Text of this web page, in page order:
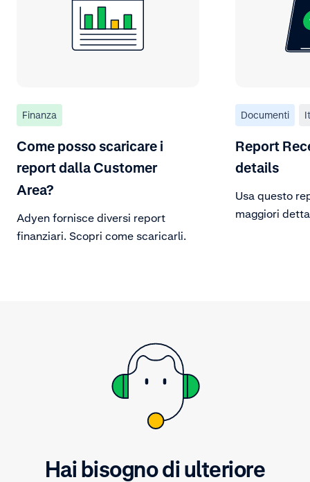
Finanza
Come posso scaricare i
report dalla Customer
Area?
Adyen fornisce diversi report
finanziari. Scopri come scaricarli.
Documenti
Report
details
Usa questo
maggiori
Hai bisogno di ulteriore